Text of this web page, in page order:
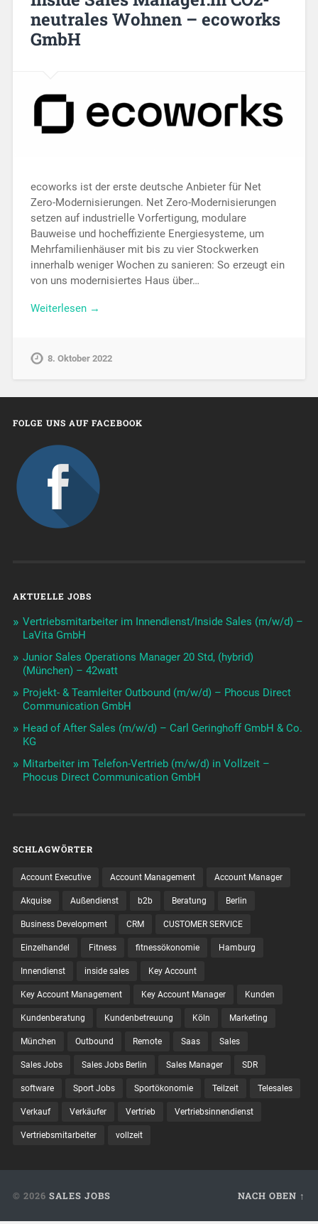
neutrales Wohnen – ecoworks
GmbH
ecoworks ist der erste deutsche Anbieter für Net
Zero-Modernisierungen. Net Zero-Modernisierungen
setzen auf industrielle Vorfertigung, modulare
Bauweise und hocheffiziente Energiesysteme, um
Mehrfamilienhäuser mit bis zu vier Stockwerken
innerhalb weniger Wochen zu sanieren: So erzeugt ein
von uns modernisiertes Haus über…
Weiterlesen →
8. Oktober 2022
FOLGE UNS AUF FACEBOOK
AKTUELLE JOBS
Vertriebsmitarbeiter im Innendienst/Inside Sales (m/w/d) –
LaVita GmbH
Junior Sales Operations Manager 20 Std, (hybrid)
(München) – 42watt
Projekt- & Teamleiter Outbound (m/w/d) – Phocus Direct
Communication GmbH
Head of After Sales (m/w/d) – Carl Geringhoff GmbH & Co.
KG
Mitarbeiter im Telefon-Vertrieb (m/w/d) in Vollzeit –
Phocus Direct Communication GmbH
SCHLAGWÖRTER
Account Executive Account Management Account Manager
Akquise Außendienst b2b Beratung Berlin
Business Development CRM CUSTOMER SERVICE
Einzelhandel Fitness fitnessökonomie Hamburg
Innendienst inside sales Key Account
Key Account Management Key Account Manager Kunden
Kundenberatung Kundenbetreuung Köln Marketing
München Outbound Remote Saas Sales
Sales Jobs Sales Jobs Berlin Sales Manager SDR
software Sport Jobs Sportökonomie Teilzeit Telesales
Verkauf Verkäufer Vertrieb Vertriebsinnendienst
Vertriebsmitarbeiter vollzeit
© 2026 SALES JOBS NACH OBEN ↑